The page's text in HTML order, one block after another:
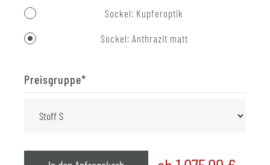
Sockel: Kupferoptik
Sockel: Anthrazit matt
Preisgruppe*